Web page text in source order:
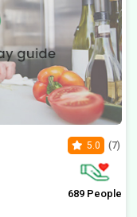
5.0 (7)
689 People